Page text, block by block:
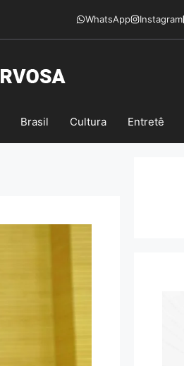
WhatsApp Instagram
Brasil Cultura Entretê